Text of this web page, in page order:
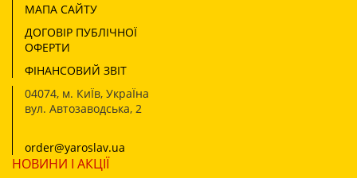
МАПА САЙТУ
ДОГОВІР ПУБЛІЧНОЇ
ОФЕРТИ
ФІНАНСОВИЙ ЗВІТ
04074, м. КиЇв, УкраЇна
вул. Автозаводська, 2
order@yaroslav.ua
НОВИНИ І АКЦІЇ